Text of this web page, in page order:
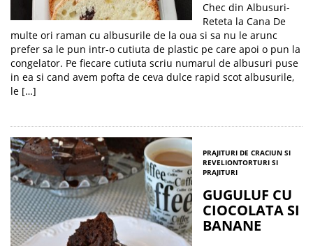
Chec din Albusuri-
Reteta la Cana De
multe ori raman cu albusurile de la oua si sa nu le arunc
prefer sa le pun intr-o cutiuta de plastic pe care apoi o pun la
congelator. Pe fiecare cutiuta scriu numarul de albusuri puse
in ea si cand avem pofta de ceva dulce rapid scot albusurile,
le […]
PRAJITURI DE CRACIUN SI
REVELIONTORTURI SI
PRAJITURI
GUGULUF CU
CIOCOLATA SI
BANANE